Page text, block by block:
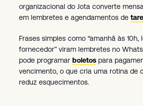
organizacional do Jota converte
em lembretes e agendamentos de
Frases simples como “amanhã às
fornecedor” viram lembretes no
pode programar boletos para
vencimento, o que cria uma rotina de
reduz esquecimentos.